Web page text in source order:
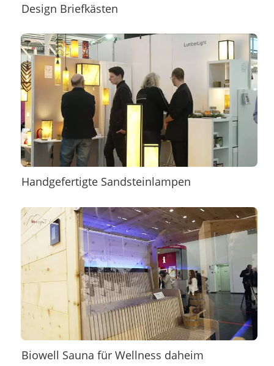
Design Briefkästen
Handgefertigte Sandsteinlampen
Biowell Sauna für Wellness daheim